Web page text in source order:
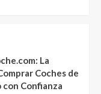
La
Coches de
con Confianza